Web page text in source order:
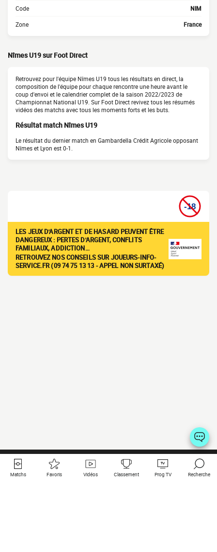
Code NIM
Zone France
Nîmes U19 sur Foot Direct
Retrouvez pour l'équipe Nîmes U19 tous les résultats en direct, la
composition de l'équipe pour chaque rencontre une heure avant le
coup d'envoi et le calendrier complet de la saison 2022/2023 de
Championnat National U19. Sur Foot Direct revivez tous les résumés
vidéos des matchs avec tous les moments forts et les buts.
Résultat match Nîmes U19
Le résultat du dernier match en Gambardella Crédit Agricole opposant
Nîmes et Lyon est 0-1.
LES JEUX D'ARGENT ET DE HASARD PEUVENT ÊTRE
DANGEREUX : PERTES D'ARGENT, CONFLITS
FAMILIAUX, ADDICTION…
RETROUVEZ NOS CONSEILS SUR JOUEURS-INFO-
SERVICE.FR (09 74 75 13 13 - APPEL NON SURTAXÉ)
Matchs Favoris Vidéos Classement Prog TV Recherche